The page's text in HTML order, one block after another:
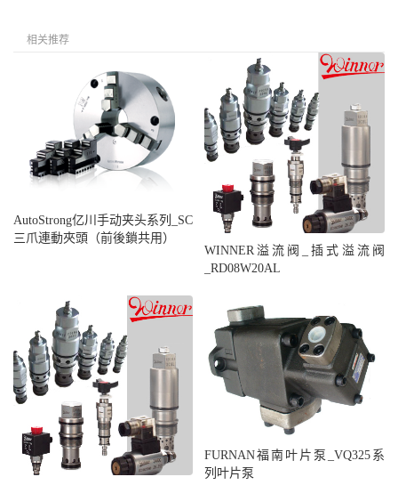
相关推荐
AutoStrong亿川手动夹头系列_SC
三爪連動夾頭（前後鎖共用）
WINNER溢流阀_插式溢流阀
_RD08W20AL
FURNAN福南叶片泵_VQ325系
列叶片泵